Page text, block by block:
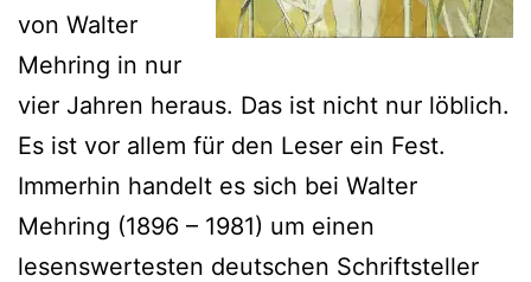
von Walter
Mehring in nur
vier Jahren heraus. Das ist nicht nur löblich.
Es ist vor allem für den Leser ein Fest.
Immerhin handelt es sich bei Walter
Mehring (1896 – 1981) um einen
lesenswertesten deutschen Schriftsteller